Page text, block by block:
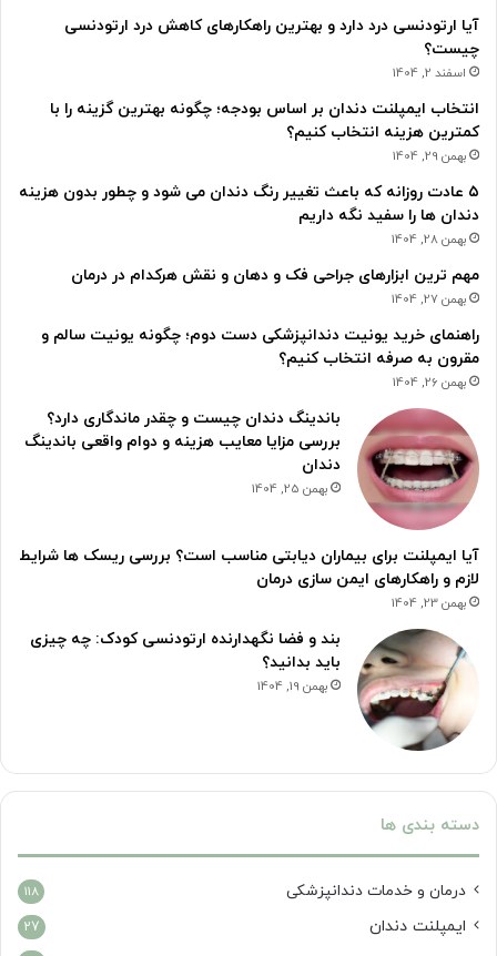
آیا ارتودنسی درد دارد و بهترین راهکارهای کاهش درد ارتودنسی
چیست؟
اسفند 2, 1404
انتخاب ایمپلنت دندان بر اساس بودجه؛ چگونه بهترین گزینه را با
کمترین هزینه انتخاب کنیم؟
بهمن 29, 1404
۵ عادت روزانه که باعث تغییر رنگ دندان می شود و چطور بدون هزینه
دندان ها را سفید نگه داریم
بهمن 28, 1404
مهم ترین ابزارهای جراحی فک و دهان و نقش هرکدام در درمان
بهمن 27, 1404
راهنمای خرید یونیت دندانپزشکی دست دوم؛ چگونه یونیت سالم و
مقرون به صرفه انتخاب کنیم؟
بهمن 26, 1404
باندینگ دندان چیست و چقدر ماندگاری دارد؟
بررسی مزایا معایب هزینه و دوام واقعی باندینگ
دندان
بهمن 25, 1404
آیا ایمپلنت برای بیماران دیابتی مناسب است؟ بررسی ریسک ها شرایط
لازم و راهکارهای ایمن سازی درمان
بهمن 23, 1404
بند و فضا نگهدارنده ارتودنسی کودک: چه چیزی
باید بدانید؟
بهمن 19, 1404
دسته بندی ها
درمان‌ و خدمات دندانپزشکی 118
ایمپلنت دندان 27